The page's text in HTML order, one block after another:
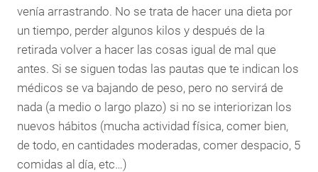
venía arrastrando. No se trata de hacer una dieta por
un tiempo, perder algunos kilos y después de la
retirada volver a hacer las cosas igual de mal que
antes. Si se siguen todas las pautas que te indican los
médicos se va bajando de peso, pero no servirá de
nada (a medio o largo plazo) si no se interiorizan los
nuevos hábitos (mucha actividad física, comer bien,
de todo, en cantidades moderadas, comer despacio, 5
comidas al día, etc…)